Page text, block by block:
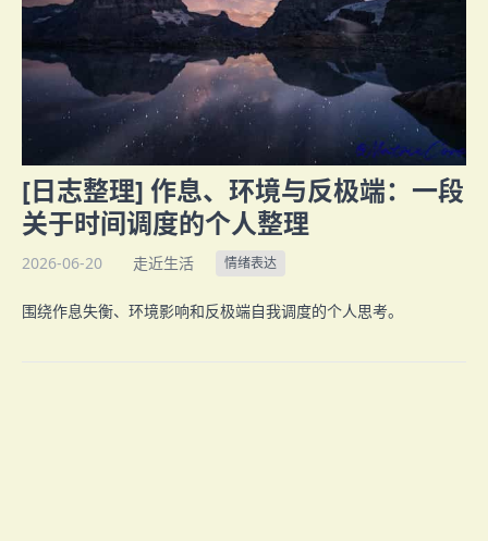
[日志整理] 作息、环境与反极端：一段
关于时间调度的个人整理
2026-06-20 走近生活 情绪表达
围绕作息失衡、环境影响和反极端自我调度的个人思考。